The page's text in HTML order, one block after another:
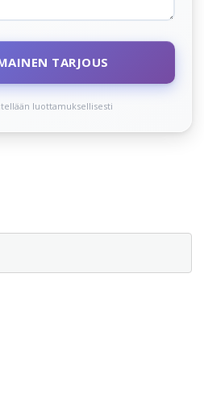
TARJOUS
luottamuksellisesti